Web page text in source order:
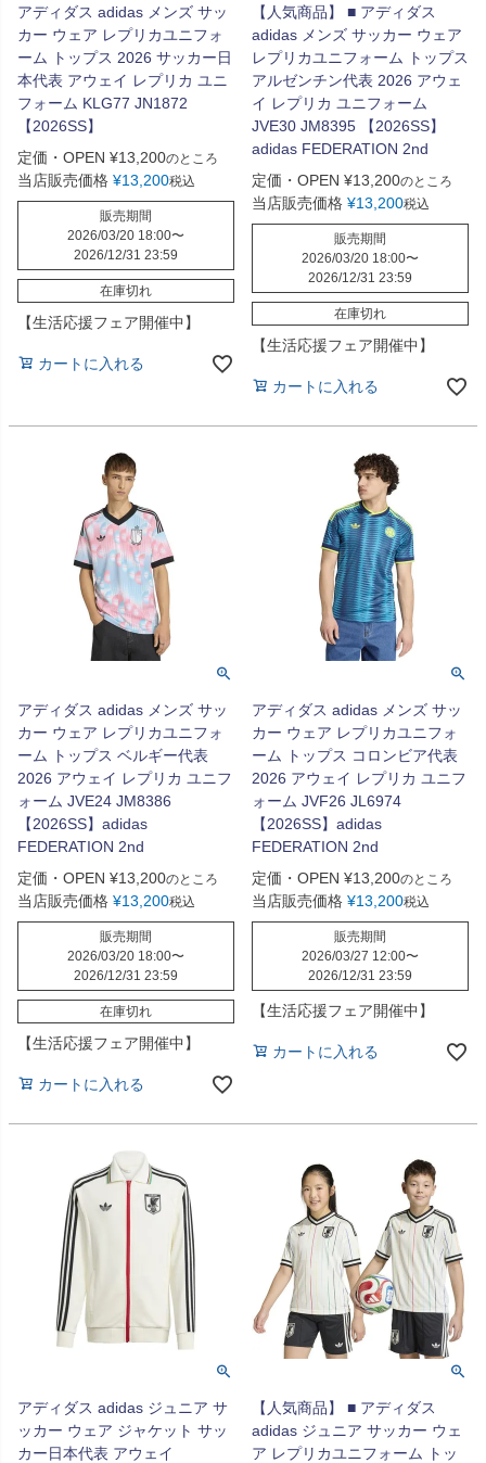
アディダス adidas メンズ サッ
カー ウェア レプリカユニフォ
ーム トップス 2026 サッカー日
本代表 アウェイ レプリカ ユニ
フォーム KLG77 JN1872
【2026SS】
定価・OPEN ¥13,200のところ
当店販売価格 ¥13,200税込
販売期間
2026/03/20 18:00〜
2026/12/31 23:59
在庫切れ
【生活応援フェア開催中】
カートに入れる
【人気商品】 ■ アディダス
adidas メンズ サッカー ウェア
レプリカユニフォーム トップス
アルゼンチン代表 2026 アウェ
イ レプリカ ユニフォーム
JVE30 JM8395 【2026SS】
adidas FEDERATION 2nd
定価・OPEN ¥13,200のところ
当店販売価格 ¥13,200税込
販売期間
2026/03/20 18:00〜
2026/12/31 23:59
在庫切れ
【生活応援フェア開催中】
カートに入れる
アディダス adidas メンズ サッ
カー ウェア レプリカユニフォ
ーム トップス ベルギー代表
2026 アウェイ レプリカ ユニフ
ォーム JVE24 JM8386
【2026SS】adidas
FEDERATION 2nd
定価・OPEN ¥13,200のところ
当店販売価格 ¥13,200税込
販売期間
2026/03/20 18:00〜
2026/12/31 23:59
在庫切れ
【生活応援フェア開催中】
カートに入れる
アディダス adidas メンズ サッ
カー ウェア レプリカユニフォ
ーム トップス コロンビア代表
2026 アウェイ レプリカ ユニフ
ォーム JVF26 JL6974
【2026SS】adidas
FEDERATION 2nd
定価・OPEN ¥13,200のところ
当店販売価格 ¥13,200税込
販売期間
2026/03/27 12:00〜
2026/12/31 23:59
【生活応援フェア開催中】
カートに入れる
アディダス adidas ジュニア サ
ッカー ウェア ジャケット サッ
カー日本代表 アウェイ
【人気商品】 ■ アディダス
adidas ジュニア サッカー ウェ
ア レプリカユニフォーム トッ